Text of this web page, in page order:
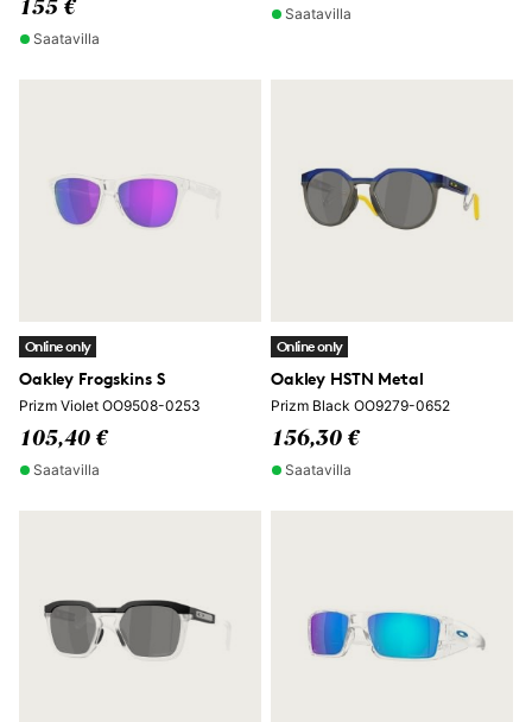
155 €
Saatavilla
Saatavilla
Online only
Oakley Frogskins S
Prizm Violet OO9508-0253
105,40 €
Saatavilla
Online only
Oakley HSTN Metal
Prizm Black OO9279-0652
156,30 €
Saatavilla